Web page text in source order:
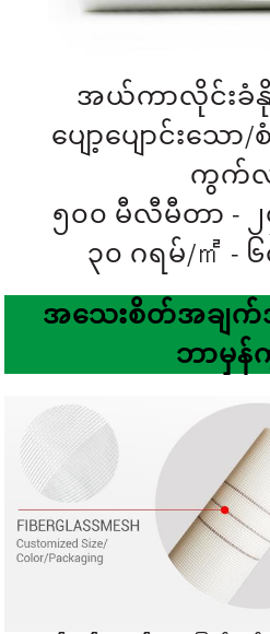
အယ်ကာလိုင်းခံနို
ပျော့ပျောင်းသေ
ကွက်
၅၀၀ မီလီမီတာ -
၃၀ ဂရမ်/㎡ -
အသေးစိတ်အချက်
ဘာမှ